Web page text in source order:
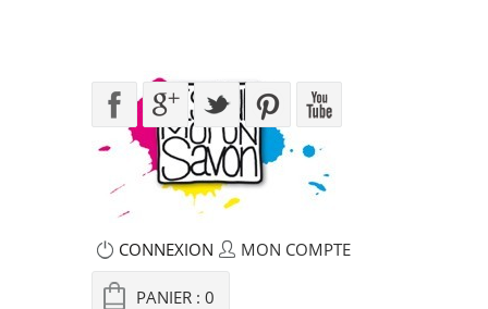
CONNEXION MON COMPTE
PANIER : 0